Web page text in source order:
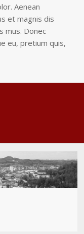
Aenean
et magnis dis
mus. Donec
eu, pretium quis,